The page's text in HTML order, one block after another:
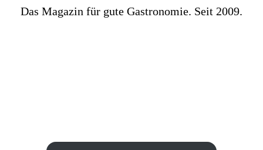
Das Magazin für gute Gastronomie. Seit 2009.